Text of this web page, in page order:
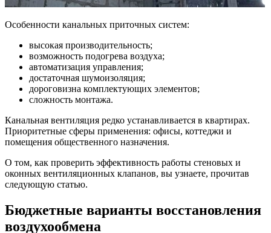
Особенности канальных приточных систем:
высокая производительность;
возможность подогрева воздуха;
автоматизация управления;
достаточная шумоизоляция;
дороговизна комплектующих элементов;
сложность монтажа.
Канальная вентиляция редко устанавливается в квартирах.
Приоритетные сферы применения: офисы, коттеджи и
помещения общественного назначения.
О том, как проверить эффективность работы стеновых и
оконных вентиляционных клапанов, вы узнаете, прочитав
следующую статью.
Бюджетные варианты восстановления
воздухообмена